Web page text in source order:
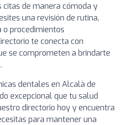
citas de manera cómoda y
una revisión de rutina,
procedimientos
te conecta con
se comprometen a brindarte
dentales en Alcalà de
excepcional que tu salud
directorio hoy y encuentra
para mantener una